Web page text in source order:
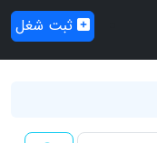
ثبت شغل